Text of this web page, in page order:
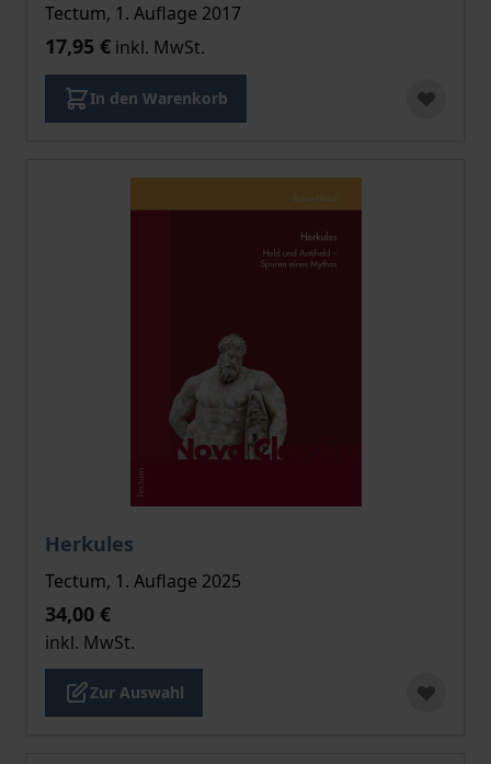
Tectum, 1. Auflage 2017
17,95 € inkl. MwSt.
In den Warenkorb
Herkules
Der Preis dieses Titels richtet sich nach der
Tectum, 1. Auflage 2025
34,00 €
inkl. MwSt.
Zur Auswahl